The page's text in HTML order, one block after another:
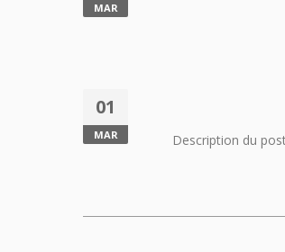
MAR
01
MAR
Description du